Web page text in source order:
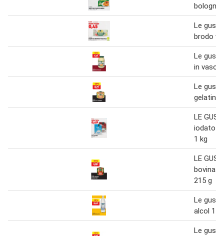
Le
brodo
Le
in vaso
Le
gelatina
LE
iodato
1 kg
LE
bovina
215 g
Le
alcol 1 L
Le